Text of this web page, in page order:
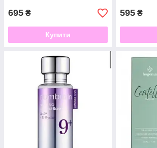
695 ₴
Купити
595 ₴